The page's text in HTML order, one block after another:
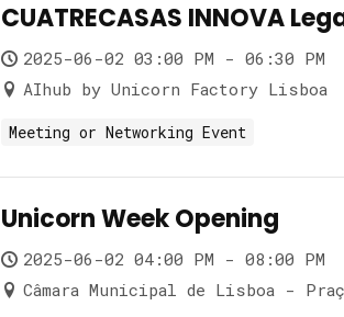
CUATRECASAS INNOVA
2025-06-02 03:00 PM - 06:30 PM
AIhub by Unicorn Factory Lisboa
Meeting or Networking Event
Unicorn Week Opening
2025-06-02 04:00 PM - 08:00 PM
Câmara Municipal de Lisboa -